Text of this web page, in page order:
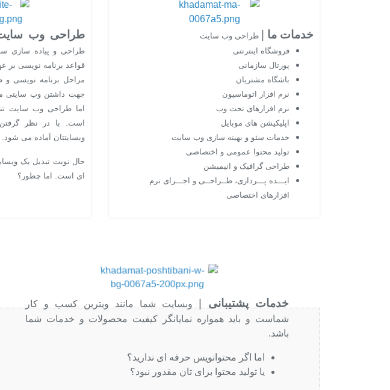
خدمات ما
طراحی وب سایت
فروشگاه اینترنتی
پورتال سازمانی
باشگاه مشتریان
نرم افزار اتوماسیون
نرم افزارهای تحت وب
اپلیکیشن های موبایل
خدمات سئو و بهینه سازی وب سایت
تولید محتوا عمومی و اختصاصی
طراحی گرافیک و انیمیشن
ایـــده پـــردازی، طــراحــی و اجـــرای نرم
افزارهای اختصاصی
طراحی وب
طراحی و پیاده سازی
قواعد برنامه نویسی بر
مراحل برنامه نویسی
جهت داشتن وب سایتی
اما طراحی وب سایت
است. با در نظر
وبسایتتان آماده می شود.
حال نوبت تبدیل یک
ای است. اما چطور؟
خدمات پشتیبانی
وبسایت شما مانند ویترین کسب و کار
شماست و باید همواره نمایانگر کیفیت محصولات و خدمات شما
باشد.
اما اگر محتوانویس حرفه ای ندارید؟
یا تولید محتوا برای تان مقدور نبود؟